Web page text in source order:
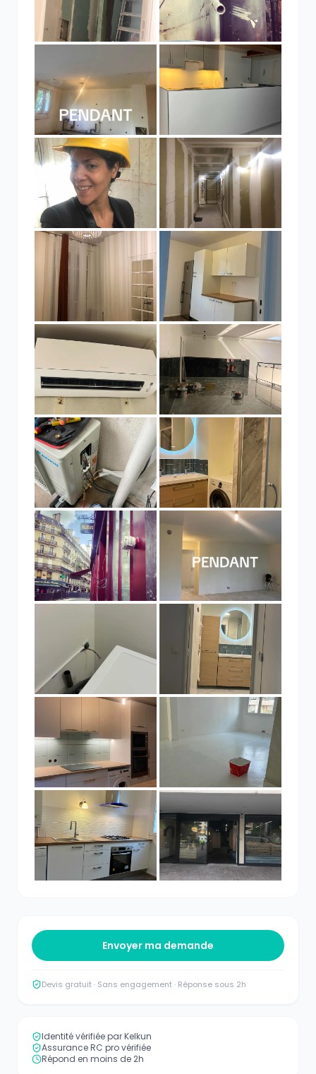
Envoyer ma demande
Devis gratuit · Sans engagement · Réponse sous 2h
Identité vérifiée par Kelkun
Assurance RC pro vérifiée
Répond en moins de 2h